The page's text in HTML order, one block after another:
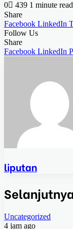
0 439 1 minute read
Share
Facebook LinkedIn
Follow Us
Share
Facebook LinkedIn
liputan
Uncategorized
4 jam ago